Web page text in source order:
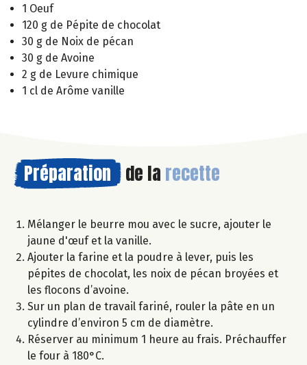
1 Oeuf
120 g de Pépite de chocolat
30 g de Noix de pécan
30 g de Avoine
2 g de Levure chimique
1 cl de Arôme vanille
Préparation de la recette
Mélanger le beurre mou avec le sucre, ajouter le
jaune d'œuf et la vanille.
Ajouter la farine et la poudre à lever, puis les
pépites de chocolat, les noix de pécan broyées et
les flocons d’avoine.
Sur un plan de travail fariné, rouler la pâte en un
cylindre d’environ 5 cm de diamètre.
Réserver au minimum 1 heure au frais. Préchauffer
le four à 180°C.